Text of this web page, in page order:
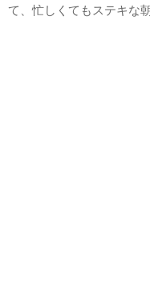
て、忙しくてもステキな